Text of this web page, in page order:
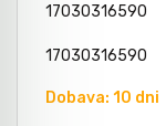
17030316590
17030316590
Dobava: 10 dni